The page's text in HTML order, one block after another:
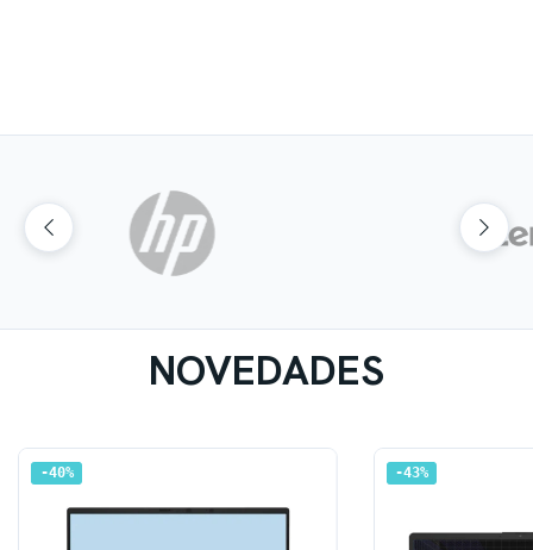
NOVEDADES
40% 43%